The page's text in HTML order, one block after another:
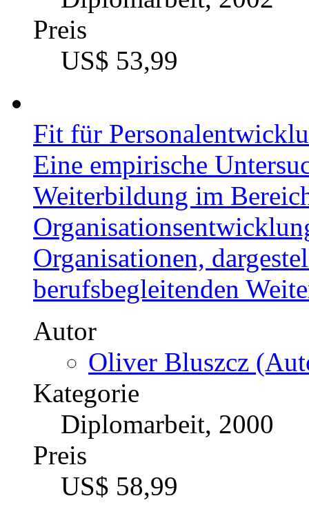
Preis
US$ 53,99
Fit für
Eine empirische
Weiterbildung im
Organisationen,
berufsbegleitenden
Autor
Oliver Bluszcz
Kategorie
Diplomarbeit, 2000
Preis
US$ 58,99